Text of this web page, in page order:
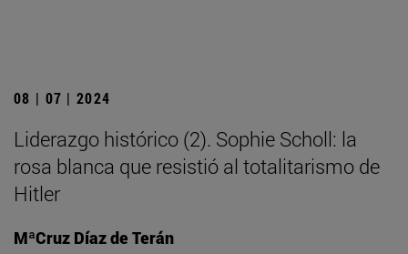
08 | 07 | 2024
Liderazgo histórico (2). Sophie Scholl: la
rosa blanca que resistió al totalitarismo de
Hitler
MªCruz Díaz de Terán